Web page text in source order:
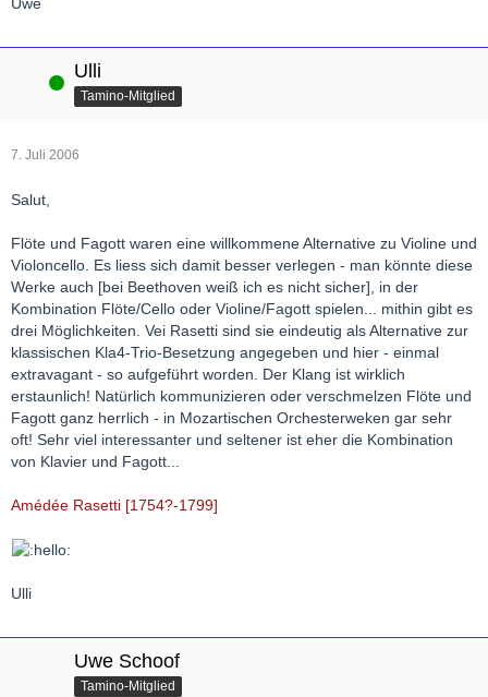
Online Ulli
Tamino-Mitglied
7. Juli 2006
Salut,
Flöte und Fagott waren eine willkommene Alternative zu Violine und
Violoncello. Es liess sich damit besser verlegen - man könnte diese
Werke auch [bei Beethoven weiß ich es nicht sicher], in der
Kombination Flöte/Cello oder Violine/Fagott spielen... mithin gibt es
drei Möglichkeiten. Vei Rasetti sind sie eindeutig als Alternative zur
klassischen Kla4-Trio-Besetzung angegeben und hier - einmal
extravagant - so aufgeführt worden. Der Klang ist wirklich
erstaunlich! Natürlich kommunizieren oder verschmelzen Flöte und
Fagott ganz herrlich - in Mozartischen Orchesterweken gar sehr
oft! Sehr viel interessanter und seltener ist eher die Kombination
von Klavier und Fagott...
Amédée Rasetti [1754?-1799]
Ulli
Uwe Schoof
Tamino-Mitglied